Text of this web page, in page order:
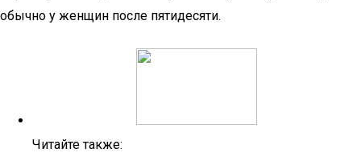
обычно у женщин после пятидесяти.
Читайте также: